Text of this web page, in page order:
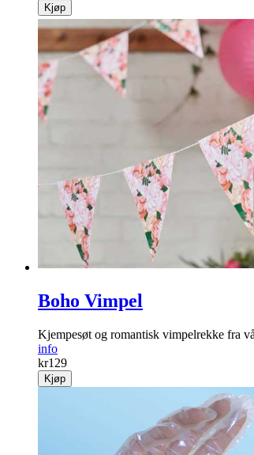
Kjøp
Boho Vimpel
Kjempesøt og romantisk vimpelrekke fra
info
kr129
Kjøp